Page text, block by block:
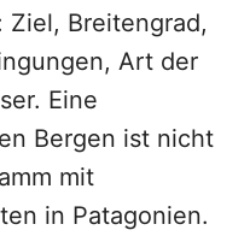
Breitengrad,
Art der
Eine
Bergen ist nicht
mit
in Patagonien.